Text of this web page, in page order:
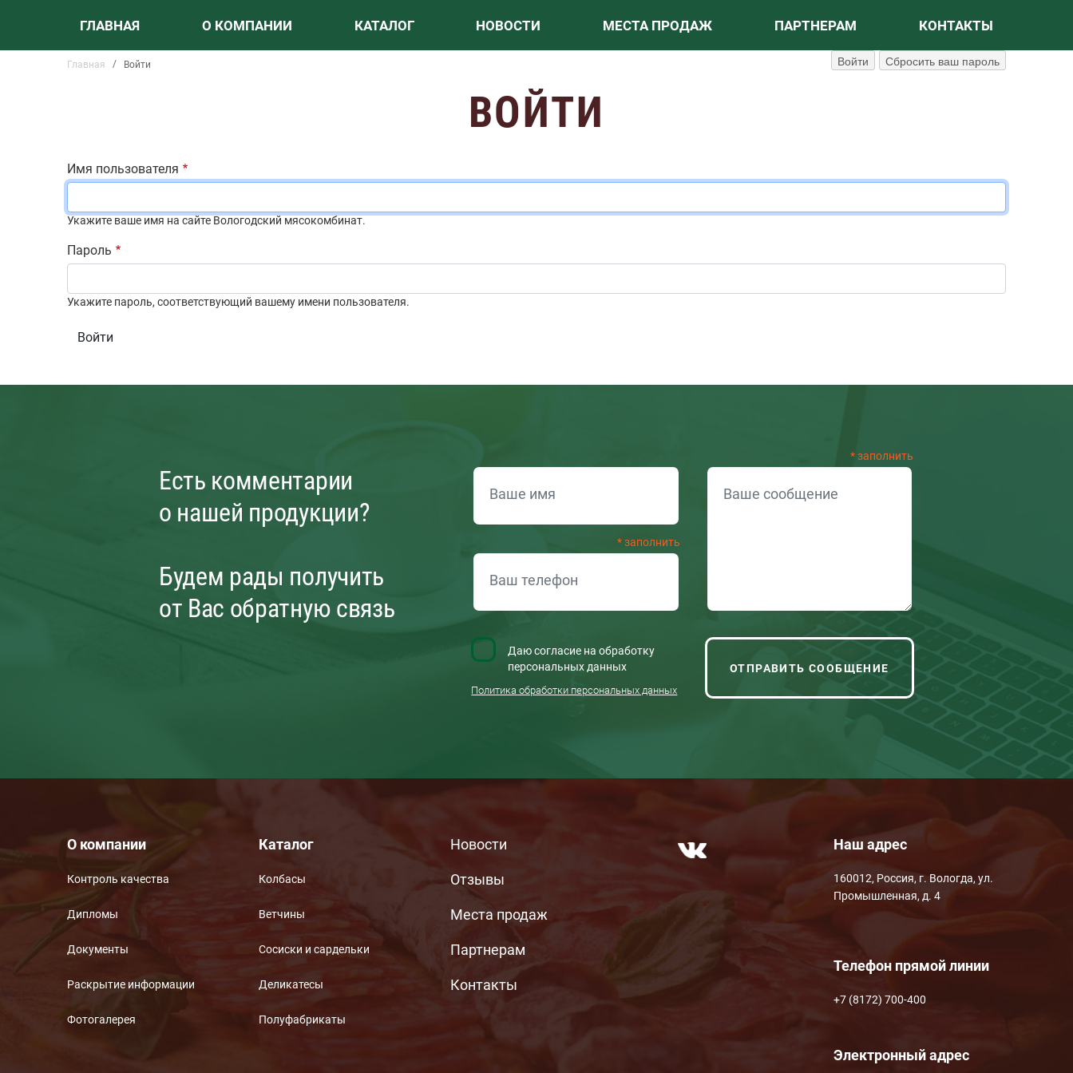
ОСНОВНАЯ НАВИГАЦИЯ
ГЛАВНАЯ О КОМПАНИИ КАТАЛОГ НОВОСТИ МЕСТА ПРОДАЖ ПАРТНЕРАМ КОНТАКТЫ
ГЛАВНЫЕ ВКЛАДКИ
Войти (активная вкладка)
Сбросить ваш пароль
БАННЕРСТРОКА НАВИГАЦИИ
Главная Войти
ВОЙТИ
Имя пользователя
Укажите ваше имя на сайте Вологодский мясокомбинат.
Пароль
Укажите пароль, соответствующий вашему имени пользователя.
Есть комментарии
о нашей продукции?
Будем рады получить
от Вас обратную связь
ОБРАТНАЯ СВЯЗЬ
Даю согласие на обработку
персональных данных
Политика обработки персональных данных
О компании
Контроль качества
Дипломы
Документы
Раскрытие информации
Фотогалерея
Каталог
Колбасы
Ветчины
Сосиски и сардельки
Деликатесы
Полуфабрикаты
МЕНЮ ПОДВАЛА
Новости
Отзывы
Места продаж
Партнерам
Контакты
Наш адрес
160012, Россия, г. Вологда, ул.
Промышленная, д. 4
Телефон прямой линии
+7 (8172) 700-400
Электронный адрес